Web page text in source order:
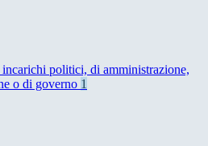
politici, di amministrazione,
o di governo 1